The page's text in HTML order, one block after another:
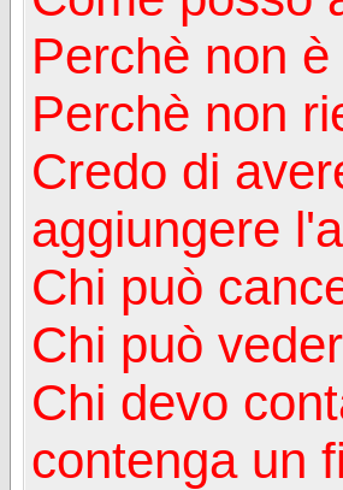
Perchè non
Perchè non
Credo di
aggiungere
Chi può
Chi può
Chi devo
contenga un